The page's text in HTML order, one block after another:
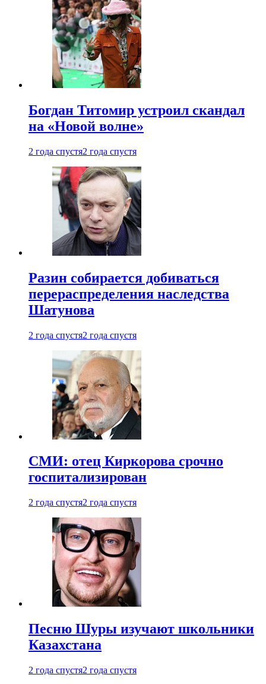
Богдан Титомир устроил скандал
на «Новой волне»
2 года спустя2 года спустя
Разин собирается добиваться
перераспределения наследства
Шатунова
2 года спустя2 года спустя
СМИ: отец Киркорова срочно
госпитализирован
2 года спустя2 года спустя
Песню Шуры изучают школьники
Казахстана
2 года спустя2 года спустя